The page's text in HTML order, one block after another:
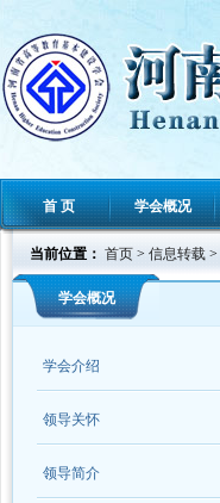
首 页 学会概况
当前位置： 首页 > 信息转载 >
学会概况
学会介绍
领导关怀
领导简介